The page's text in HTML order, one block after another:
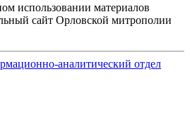
использовании материалов
сайт Орловской митрополии
аналитический отдел